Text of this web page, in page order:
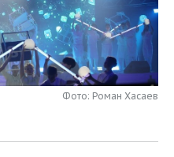
Фото: Роман Хасаев